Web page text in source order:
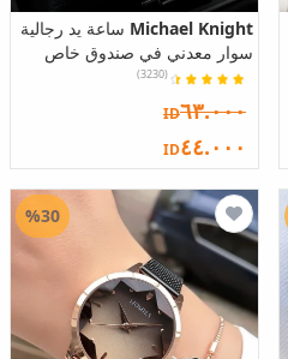
Michael Knight ساعة يد رجالية
سوار معدني في صندوق خاص
(3230)
ID٦٣.٠٠٠
ID٤٤.٠٠٠
%30